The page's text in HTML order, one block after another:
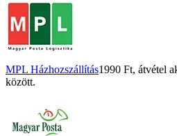
MPL Házhozszállítás1990 Ft, átvétel
között.